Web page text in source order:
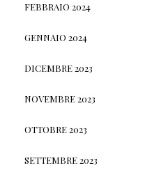
FEBBRAIO 2024
GENNAIO 2024
DICEMBRE 2023
NOVEMBRE 2023
OTTOBRE 2023
SETTEMBRE 2023